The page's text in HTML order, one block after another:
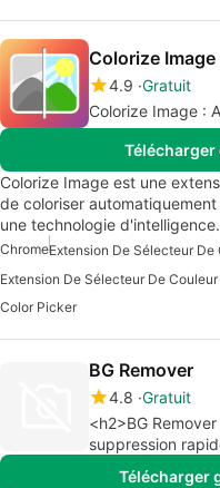
Colorize Image
4.9 Gratuit
Colorize Image :
Colorize Image est une
de coloriser
une technologie
ChromeExtension De Sélecteur De
Color Picker
BG Remover
4.8 Gratuit
<h2>BG
suppression
Télécharger